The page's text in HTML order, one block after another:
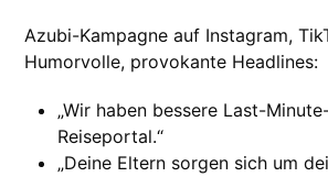
Azubi-Kampagne auf Instagram,
Humorvolle, provokante Headlines:
„Wir haben bessere Last-
Reiseportal.“
„Deine Eltern sorgen sich um